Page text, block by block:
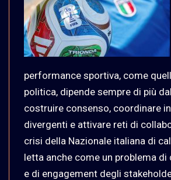
performance sportiva, come
politica, dipende sempre di più
costruire consenso, coordinare
divergenti e attivare reti di
crisi della Nazionale italiana di
letta anche come un problema
e di engagement degli